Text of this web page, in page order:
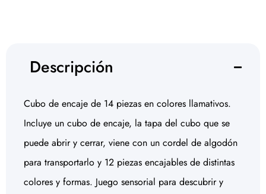
Descripción
Cubo de encaje de 14 piezas en colores llamativos.
Incluye un cubo de encaje, la tapa del cubo que se
puede abrir y cerrar, viene con un cordel de algodón
para transportarlo y 12 piezas encajables de distintas
colores y formas. Juego sensorial para descubrir y